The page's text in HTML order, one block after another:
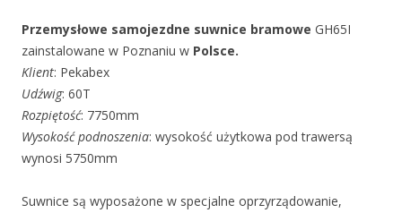
Przemysłowe samojezdne suwnice bramowe GH65I
zainstalowane w Poznaniu w Polsce.
Klient: Pekabex
Udźwig: 60T
Rozpiętość: 7750mm
Wysokość podnoszenia: wysokość użytkowa pod trawersą
wynosi 5750mm
Suwnice są wyposażone w specjalne oprzyrządowanie,